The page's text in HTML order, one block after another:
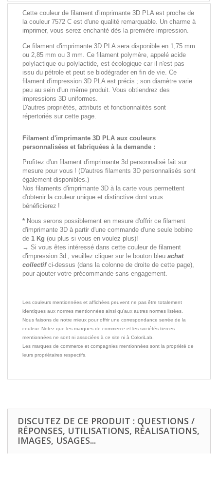
Cette couleur de filament d'imprimante 3D PLA est proche de
la couleur 7572 C est d'une qualité remarquable. Un charme à
imprimer, vous serez enchanté dès la première impression.
Ce filament d'imprimante 3D PLA sera disponible en 1,75 mm
ou 2,85 mm ou 3 mm. Ce filament polymère, appelé acide
polylactique ou polylactide, est écologique car il n'est pas
issu du pétrole et peut se biodégrader en fin de vie. Ce
filament d'impression 3D PLA est précis ; son diamètre varie
peu au sein d'un même produit. Vous obtiendrez des
impressions 3D uniformes.
D'autres propriétés, attributs et fonctionnalités sont
répertoriés sur cette page.
Filament d'imprimante 3D PLA aux couleurs
personnalisées et fabriquées à la demande :
Profitez d'un filament d'imprimante 3d personnalisé fait sur
mesure pour vous ! (D'autres filaments 3D personnalisés sont
également disponibles.)
Nos filaments d'imprimante 3D à la carte vous permettent
d'obtenir la couleur unique et distinctive dont vous
bénéficierez !
* Nous serons possiblement en mesure d'offrir ce filament
d'imprimante 3D à partir d'une commande d'une seule bobine
de 1 Kg (ou plus si vous en voulez plus)!
→ Si vous êtes intéressé dans cette couleur de filament
d'impression 3d ; veuillez cliquer sur le bouton bleu achat
collectifci-dessus (dans la colonne de droite de cette page),
pour ajouter votre précommande sans engagement.
Les couleurs mentionnées et affichées peuvent ne pas être totalement
identiques aux normes mentionnées ainsi qu'aux autres normes listées.
Nous faisons de notre mieux pour offrir une correspondance serrée de la
couleur. Notez que les marques de commerce et les sociétés tierces
mentionnées ne sont ni associées à ce site ni à ColoriLab.
Les marques de commerce et compagnies mentionnées sont la propriété de
leurs propriétaires respectifs.
DISCUTEZ DE CE PRODUIT : QUESTIONS /
RÉPONSES, UTILISATIONS, RÉALISATIONS,
IMAGES, USAGES...